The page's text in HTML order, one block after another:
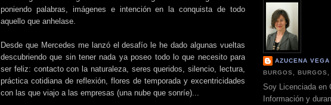
poniendo palabras, imágenes e intención en la conquista de todo
aquello que anhelase.
Desde que Mercedes me lanzó el desafío le he dado algunas vueltas
descubriendo que sin tener nada ya poseo todo lo que necesito para
ser feliz: contacto con la naturaleza, seres queridos, silencio, lectura,
práctica cotidiana de reflexión, flores de temporada y excentricidades
con las que viajo a las empresas (una nube que sonríe)...
AZUCENA
BURGOS, BURGOS,
Soy Licenciada en
Información y